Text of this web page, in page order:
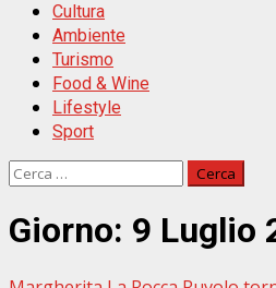
Cultura
Ambiente
Turismo
Food & Wine
Lifestyle
Sport
Ricerca
Giorno: 9 Luglio